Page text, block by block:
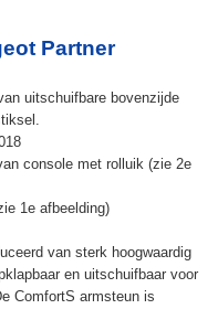
Partner
uitschuifbare bovenzijde
console met rolluik (zie 2e
1e afbeelding)
van sterk hoogwaardig
en uitschuifbaar voor
ComfortS armsteun is